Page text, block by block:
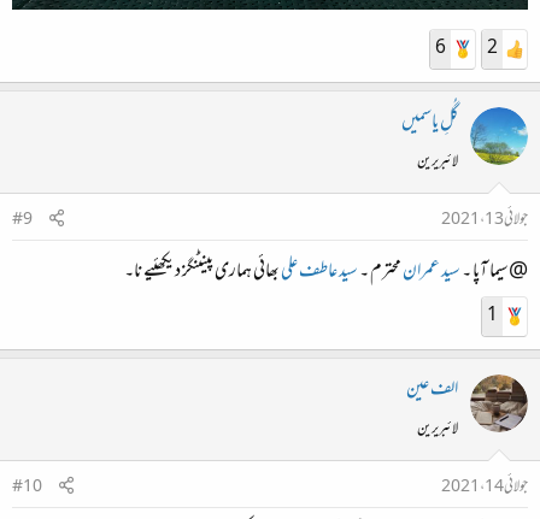
2
6
گُلِ یاسمیں
لائبریرین
جولائی 13، 2021
#9
@سیما آپا ۔سید عمرانمحترم ۔سید عاطف علیبھائی ہماری پینٹنگز دیکھئیے نا۔
1
الف عین
لائبریرین
جولائی 14، 2021
#10